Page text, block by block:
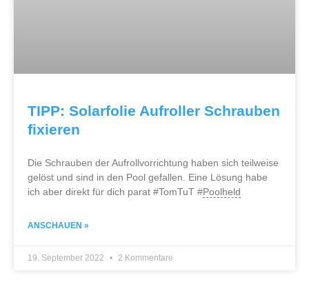
TIPP: Solarfolie Aufroller Schrauben
fixieren
Die Schrauben der Aufrollvorrichtung haben sich teilweise
gelöst und sind in den Pool gefallen. Eine Lösung habe
ich aber direkt für dich parat #TomTuT #Poolheld
ANSCHAUEN »
19. September 2022 2 Kommentare